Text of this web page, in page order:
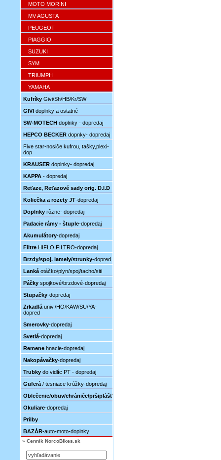
MOTO MORINI
MV AGUSTA
PEUGEOT
PIAGGIO
SUZUKI
SYM
TRIUMPH
YAMAHA
Kufríky Givi/Sh/HB/Kr/SW
GIVI doplnky a ostatné
SW-MOTECH doplnky - dopredaj
HEPCO BECKER dopnky- dopredaj
Five star-nosiče kufrou, tašky,plexi-
dop
KRAUSER doplnky- dopredaj
KAPPA - dopredaj
Reťaze, Reťazové sady orig. D.I.D
Koliečka a rozety JT-dopredaj
Doplnky rôzne- dopredaj
Padacie rámy - štuple-dopredaj
Akumulátory-dopredaj
Filtre HIFLO FILTRO-dopredaj
Brzdy/spoj. lamely/strunky-dopred
Lanká otáčko/plyn/spoj/tacho/siti
Páčky spojkové/brzdové-dopredaj
Stupačky-dopredaj
Zrkadlá univ./HO/KAW/SU/YA-
dopred
Smerovky-dopredaj
Svetlá-dopredaj
Remene hnacie-dopredaj
Nakopávačky-dopredaj
Trubky do vidlíc PT - dopredaj
Guferá / tesniace krúžky-dopredaj
Oblečenie/obuv/chrániče/pršiplášť
Okuliare-dopredaj
Prilby
BAZÁR-auto-moto-doplnky
» Cenník NorcoBikes.sk